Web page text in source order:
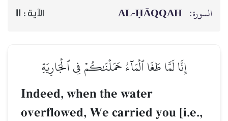
السورة: AL‑ḤĀQQAH الآية : 11
إِنَّا لَمَّا طَغَا ٱلۡمَآءُ حَمَلۡنَٰكُمۡ فِي ٱلۡجَارِيَةِ
Indeed, when the water
overflowed, We carried you [i.e.,